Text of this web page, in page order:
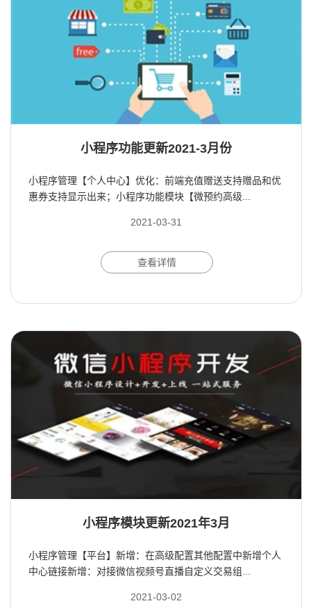
小程序功能更新2021-3月份
小程序管理【个人中心】优化：前端充值赠送支持赠品和优
惠券支持显示出来；小程序功能模块【微预约高级...
2021-03-31
查看详情
小程序模块更新2021年3月
小程序管理【平台】新增：在高级配置其他配置中新增个人
中心链接新增：对接微信视频号直播自定义交易组...
2021-03-02